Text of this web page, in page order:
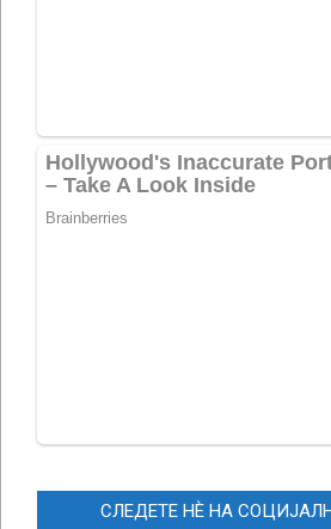
СЛЕДЕТЕ НЀ НА